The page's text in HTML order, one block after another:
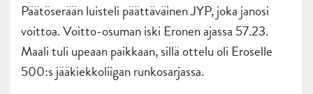
Päätöserään luisteli päättäväinen JYP, joka janosi
voittoa. Voitto-osuman iski Eronen ajassa 57.23.
Maali tuli upeaan paikkaan, sillä ottelu oli Eroselle
500:s jääkiekkoliigan runkosarjassa.